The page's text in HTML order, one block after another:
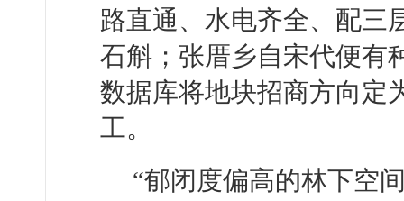
路直通、水电齐全、配三
石斛；张厝乡自宋代便
数据库将地块招商方向定
工。
“郁闭度偏高的林下空